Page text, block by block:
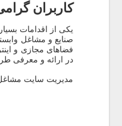
کاربران
یکی از اقدامات
صنایع و مشاغل
فضاهای مجازی و
در ارائه و معرفی
مدیریت سایت